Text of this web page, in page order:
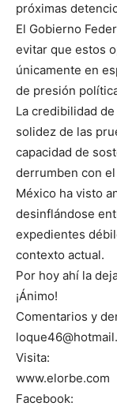
próximas
El Gobierno
evitar que estos
únicamente en
de presión
La credibilidad
solidez de las
capacidad de
derrumben con
México ha visto
desinflándose
expedientes
contexto actual.
Por hoy ahí la
¡Ánimo!
Comentarios y
Visita:
www.elorbe.com
Facebook: